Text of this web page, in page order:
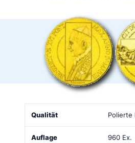
Qualität Polierte
960 Ex.